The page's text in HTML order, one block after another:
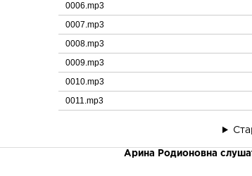
0006.mp3
0007.mp3
0008.mp3
0009.mp3
0010.mp3
0011.mp3
Арина Родионовна